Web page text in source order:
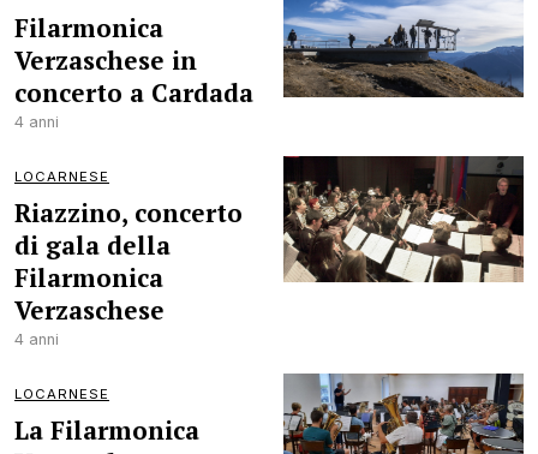
Filarmonica
Verzaschese in
concerto a Cardada
4 anni
LOCARNESE
Riazzino, concerto
di gala della
Filarmonica
Verzaschese
4 anni
LOCARNESE
La Filarmonica